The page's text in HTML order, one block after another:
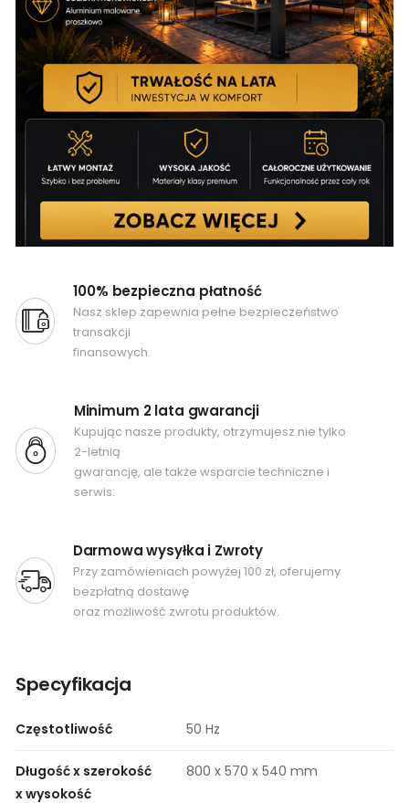
100% bezpieczna płatność
Nasz sklep zapewnia pełne bezpieczeństwo
transakcji
finansowych.
Minimum 2 lata gwarancji
Kupując nasze produkty, otrzymujesz nie tylko
2-letnią
gwarancję, ale także wsparcie techniczne i
serwis.
Darmowa wysyłka i Zwroty
Przy zamówieniach powyżej 100 zł, oferujemy
bezpłatną dostawę
oraz możliwość zwrotu produktów.
Specyfikacja
Częstotliwość 50 Hz
Długość x szerokość
x wysokość
800 x 570 x 540 mm